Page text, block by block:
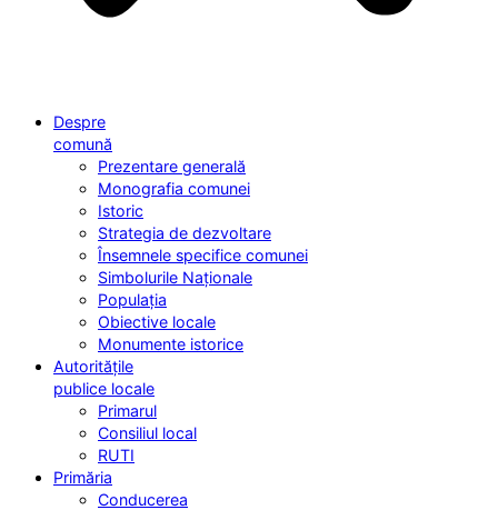
Despre
comună
Prezentare generală
Monografia comunei
Istoric
Strategia de dezvoltare
Însemnele specifice comunei
Simbolurile Naționale
Populația
Obiective locale
Monumente istorice
Autoritățile
publice locale
Primarul
Consiliul local
RUTI
Primăria
Conducerea